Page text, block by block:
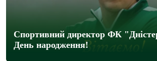
Спортивний директор ФК
День народження!